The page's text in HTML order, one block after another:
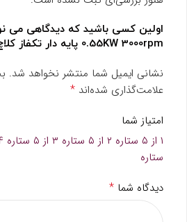
اولین کسی باشید که دیدگاهی می
0.55KW 3000rpm پایه دار تکفاز کلاچ‌دار(دوخازن) موتوژن”
نشانی ایمیل شما منتشر نخواهد شد.
علامت‌گذاری شده‌اند *
امتیاز شما
۱ از ۵ ستاره
۲ از ۵ ستاره ۳ از ۵ ستاره ۴ از
ستاره
دیدگاه شما *